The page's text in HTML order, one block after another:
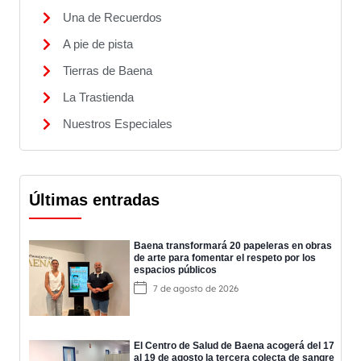
Una de Recuerdos
A pie de pista
Tierras de Baena
La Trastienda
Nuestros Especiales
Últimas entradas
Baena transformará 20 papeleras en obras
de arte para fomentar el respeto por los
espacios públicos
7 de agosto de 2026
El Centro de Salud de Baena acogerá del 17
al 19 de agosto la tercera colecta de sangre